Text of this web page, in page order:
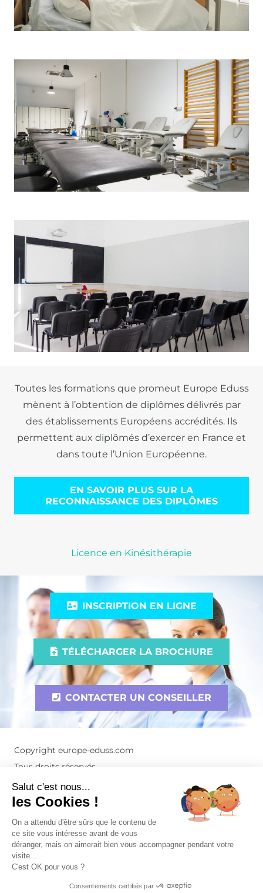
Toutes les formations que promeut Europe Eduss
mènent à l’obtention de diplômes délivrés par
des établissements Européens accrédités. Ils
permettent aux diplômés d’exercer en France et
dans toute l’Union Européenne.
EN SAVOIR PLUS SUR LA
RECONNAISSANCE DES DIPLÔMES
Licence en Kinésithérapie
INSCRIPTION EN LIGNE
TÉLÉCHARGER LA BROCHURE
CONTACTER UN CONSEILLER
Copyright europe-eduss.com
Tous droits réservés
Mentions légales et Politique de Confidentialité
Réorientation médecine| Kinésithérapie| Blog|
Newsroom
Campus Belgique
| Campus Portugal
Salut c'est nous...
les Cookies !
On a attendu d'être sûrs que le contenu de
ce site vous intéresse avant de vous
déranger, mais on aimerait bien vous accompagner pendant votre
visite...
C'est OK pour vous ?
Consentements certifiés par